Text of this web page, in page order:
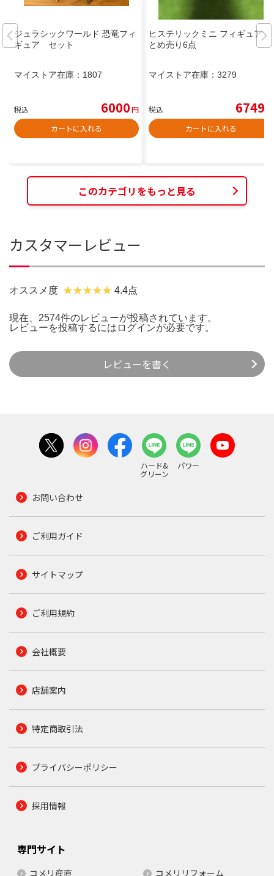
ジュラシックワールド 恐竜フィ
ギュア セット
マイストア在庫： 1807
税込 6000円
カートに入れる
ヒステリックミニ フィギュア ま
とめ売り6点
マイストア在庫： 3279
税込 6749
カートに入れる
このカテゴリをもっと見る
カスタマーレビュー
オススメ度 4.4点
現在、2574件のレビューが投稿されています。
レビューを投稿するには ログインが必要です。
レビューを書く
ハード&
グリーン
パワー
お問い合わせ
ご利用ガイド
サイトマップ
ご利用規約
会社概要
店舗案内
特定商取引法
プライバシーポリシー
採用情報
専門サイト
コメリ産直 コメリリフォーム